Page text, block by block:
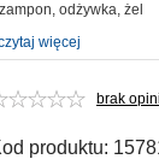
odżywka, żel
więcej
brak
produktu: